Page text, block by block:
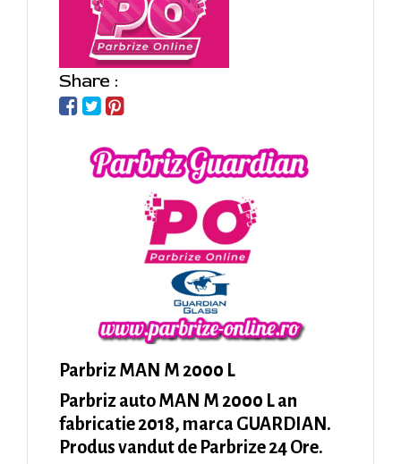
Share :
Parbriz MAN M 2000 L
Parbriz auto MAN M 2000 L an
fabricatie 2018, marca GUARDIAN.
Produs vandut de Parbrize 24 Ore.